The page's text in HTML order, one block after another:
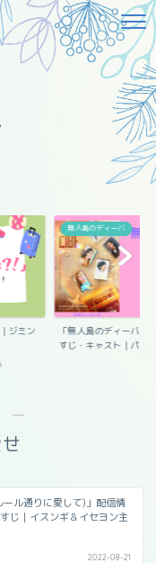
ジミン
無人島のディーバ
「無人島のディーバ」
すじ・キャスト｜パ...
―
ール通りに愛して)」配信情
じ｜イスンギ＆イセヨン主
2022-08-21